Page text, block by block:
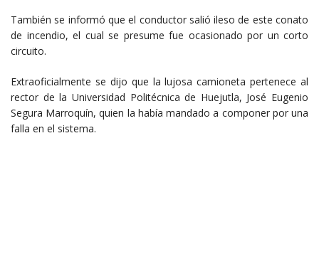
También se informó que el conductor salió ileso de este conato
de incendio, el cual se presume fue ocasionado por un corto
circuito.
Extraoficialmente se dijo que la lujosa camioneta pertenece al
rector de la Universidad Politécnica de Huejutla, José Eugenio
Segura Marroquín, quien la había mandado a componer por una
falla en el sistema.